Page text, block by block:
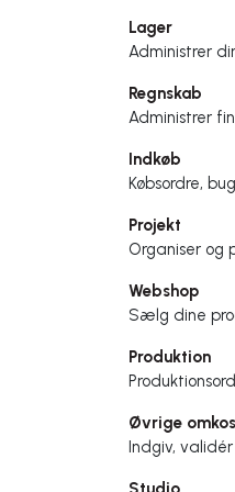
Lager
Administrer
Regnskab
Administrer
Indkøb
Købsordre,
Projekt
Organiser og
Webshop
Sælg dine
Produktion
Øvrige
Indgiv,